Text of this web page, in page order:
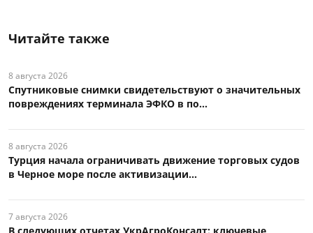
Читайте также
8 августа 2026
Спутниковые снимки свидетельствуют о значительных
повреждениях терминала ЭФКО в по...
8 августа 2026
Турция начала ограничивать движение торговых судов
в Черное море после активизации...
7 августа 2026